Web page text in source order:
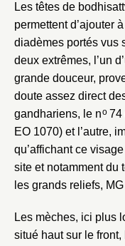
Les têtes de
permettent d’ajouter
diadèmes portés vus
deux extrêmes, l’un
grande douceur,
doute assez direct
gandhariens, le no74
EO 1070) et l’autre,
qu’affichant ce
site et notamment du
les grands reliefs,
Les mèches, ici plus
situé haut sur le